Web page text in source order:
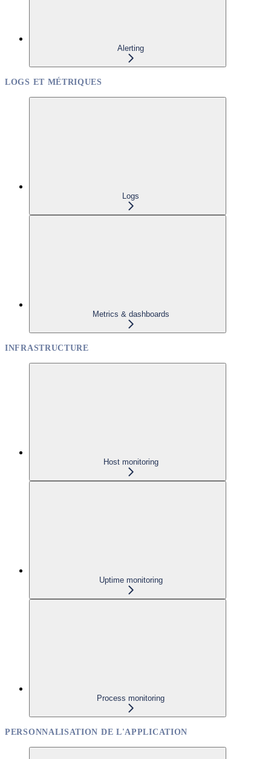
Alerting
LOGS ET MÉTRIQUES
Logs
Metrics & dashboards
INFRASTRUCTURE
Host monitoring
Uptime monitoring
Process monitoring
PERSONNALISATION DE L'APPLICATION